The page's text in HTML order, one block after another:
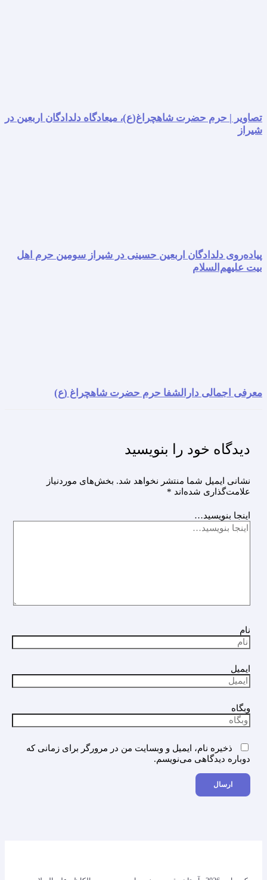
تصاویر | حرم حضرت شاهچراغ(ع)، میعادگاه دلدادگان اربعین در
شیراز
پیاده‌روی دلدادگان اربعین حسینی در شیراز سومین حرم اهل
بیت علیهم‌السلام
معرفی اجمالی دارالشفا حرم حضرت شاهچراغ (ع)
دیدگاه‌ خود را بنویسید
نشانی ایمیل شما منتشر نخواهد شد. بخش‌های موردنیاز
علامت‌گذاری شده‌اند *
اینجا بنویسید…
نام
ایمیل
وبگاه
ذخیره نام، ایمیل و وبسایت من در مرورگر برای زمانی که
دوباره دیدگاهی می‌نویسم.